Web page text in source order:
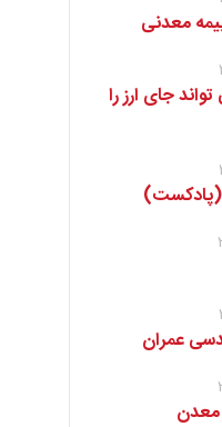
معدنی
جای ارز را
(پادکست)
عمران
معدن